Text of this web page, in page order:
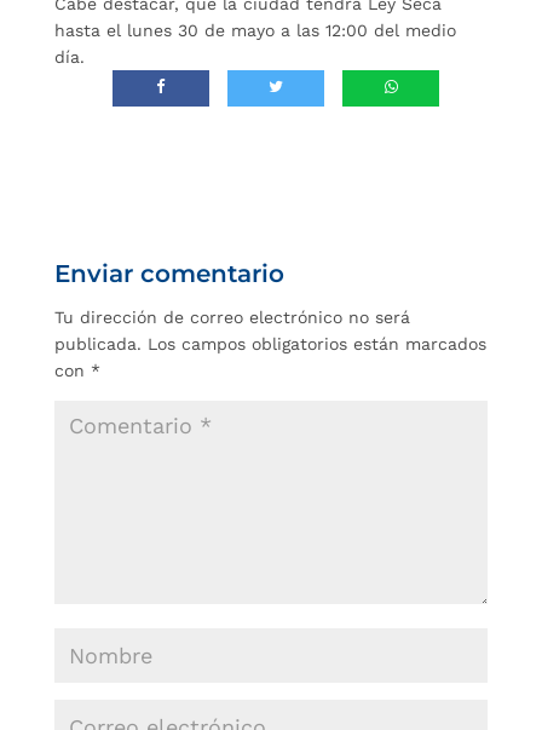
hasta el lunes 30 de mayo a las 12:00 del medio
día.
Enviar comentario
Tu dirección de correo electrónico no será
publicada. Los campos obligatorios están marcados
con *